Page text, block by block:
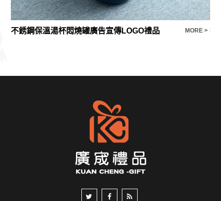
不銹鋼保溫湯杯悶燒罐廣告宣傳LOGO禮品 MORE > 禮